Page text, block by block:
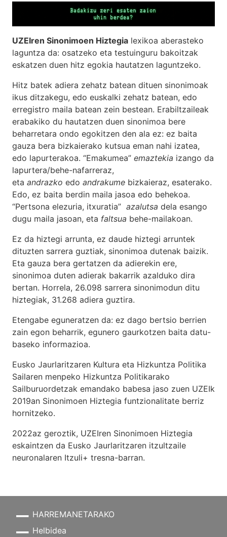
UZEIren Sinonimoen Hiztegia lexikoa aberasteko
laguntza da: osatzeko eta testuinguru bakoitzak
eskatzen duen hitz egokia hautatzen laguntzeko.
Hitz batek adiera zehatz batean dituen sinonimoak
ikus ditzakegu, edo euskalki zehatz batean, edo
erregistro maila batean zein bestean. Erabiltzaileak
erabakiko du hautatzen duen sinonimoa bere
beharretara ondo egokitzen den ala ez: ez baita
gauza bera bizkaierako kutsua eman nahi izatea,
edo lapurterakoa. “Emakumea” emaztekia izango da
lapurtera/behe-nafarreraz,
eta andrazko edo andrakume bizkaieraz, esaterako.
Edo, ez baita berdin maila jasoa edo behekoa.
“Pertsona elezuria, itxuratia” azalutsa dela esango
dugu maila jasoan, eta faltsua behe-mailakoan.
Ez da hiztegi arrunta, ez daude hiztegi arruntek
dituzten sarrera guztiak, sinonimoa dutenak baizik.
Eta gauza bera gertatzen da adierekin ere,
sinonimoa duten adierak bakarrik azalduko dira
bertan. Horrela, 26.098 sarrera sinonimodun ditu
hiztegiak, 31.268 adiera guztira.
Etengabe eguneratzen da: ez dago bertsio berrien
zain egon beharrik, egunero gaurkotzen baita datu-
baseko informazioa.
Eusko Jaurlaritzaren Kultura eta Hizkuntza Politika
Sailaren menpeko Hizkuntza Politikarako
Sailburuordetzak emandako babesa jaso zuen UZEIk
2019an Sinonimoen Hiztegia funtzionalitate berriz
hornitzeko.
2022az geroztik, UZEIren Sinonimoen Hiztegia
eskaintzen da Eusko Jaurlaritzaren itzultzaile
neuronalaren Itzuli+ tresna-barran.
HARREMANETARAKO
Helbidea